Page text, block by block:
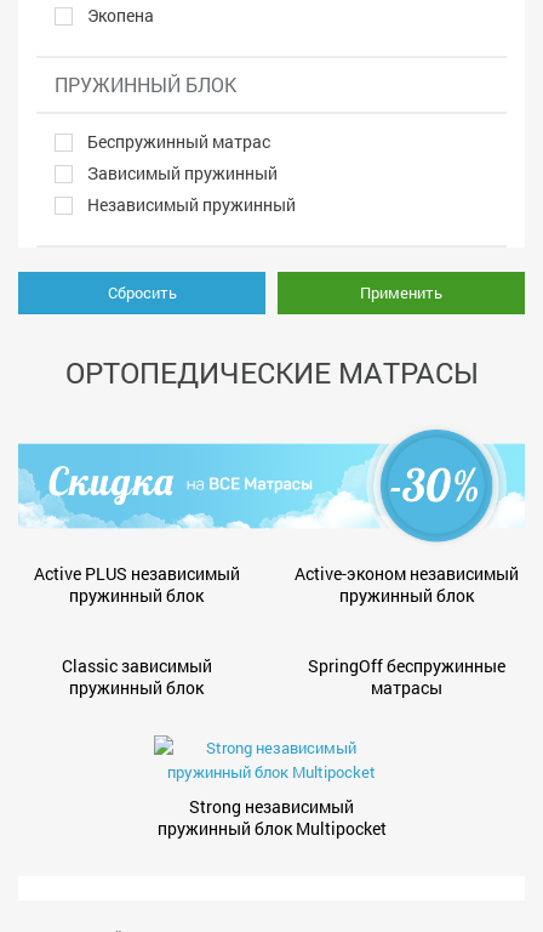
Экопена
ПРУЖИННЫЙ БЛОК
Беспружинный матрас
Зависимый пружинный
Независимый пружинный
Сбросить Применить
ОРТОПЕДИЧЕСКИЕ МАТРАСЫ
Active PLUS независимый
пружинный блок
Active-эконом независимый
пружинный блок
Classic зависимый
пружинный блок
SpringOff беспружинные
матрасы
Strong независимый
пружинный блок Multipocket